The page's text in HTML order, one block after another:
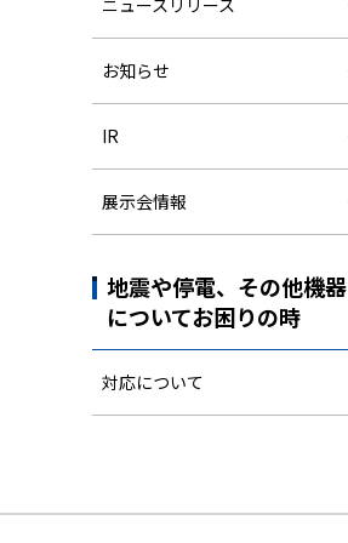
ニュースリリース
お知らせ
IR
展示会情報
地震や停電、その他機器
についてお困りの時
対応について